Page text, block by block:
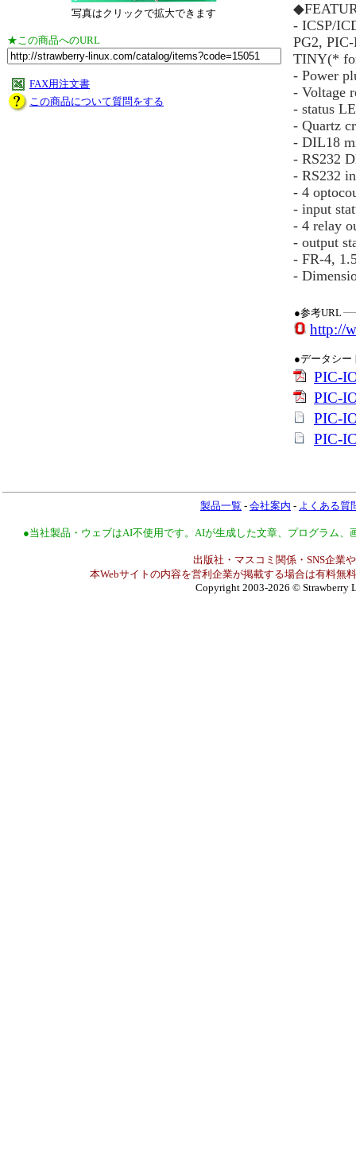
写真はクリックで拡大できます
★この商品へのURL
FAX用注文書
この商品について質問をする
- ICSP/
PG2,
TINY(*
- Power
- Voltage
- status
- Quartz
- DIL18
- RS232
- RS232
- 4
- input
- 4 relay
- output
- FR-4,
-
●参考URL
http://
●データシー
PIC-
PIC-
PIC-
PIC-
製品一覧 - 会社案内 - よくある質
●当社製品・ウェブはAI不使用です。AIが生成した文章、プログラム
出版社・マスコミ関係・SNS企業
本Webサイトの内容を営利企業が掲載する場合は有料無
Copyright 2003-2026 © Strawberry